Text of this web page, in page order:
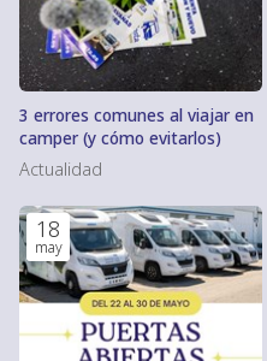
3 errores comunes al viajar en
camper (y cómo evitarlos)
Actualidad
18
may